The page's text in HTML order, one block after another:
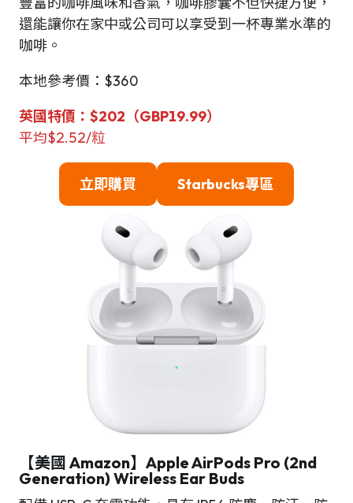
還能讓你在家中或公司可以享受到一杯專業水準的
咖啡。
本地參考價：$360
英國特價 ： $202（GBP19.99）
平均$2.52/粒
立即購買 Starbucks專區
【美國 Amazon】Apple AirPods Pro (2nd
Generation) Wireless Ear Buds